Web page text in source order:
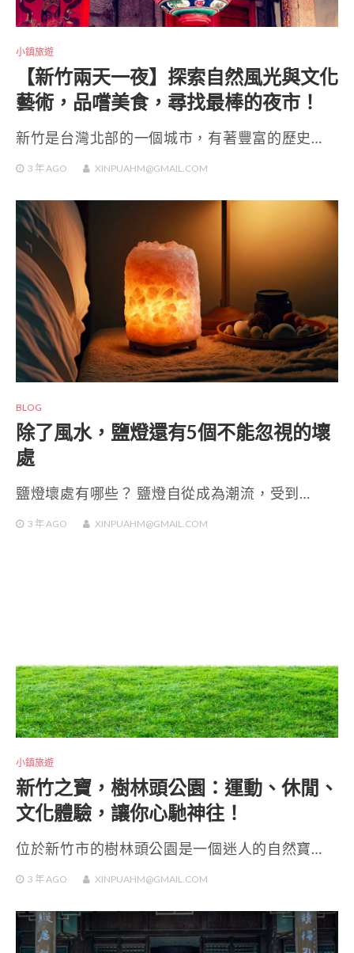
小鎮旅遊
【新竹兩天一夜】探索自然風光與文化
藝術，品嚐美食，尋找最棒的夜市！
新竹是台灣北部的一個城市，有著豐富的歷史…
3 年AGO XINPUAHM@GMAIL.COM
BLOG
除了風水，鹽燈還有5個不能忽視的壞
處
鹽燈壞處有哪些？ 鹽燈自從成為潮流，受到…
3 年AGO XINPUAHM@GMAIL.COM
小鎮旅遊
新竹之寶，樹林頭公園：運動、休閒、
文化體驗，讓你心馳神往！
位於新竹市的樹林頭公園是一個迷人的自然寶…
3 年AGO XINPUAHM@GMAIL.COM